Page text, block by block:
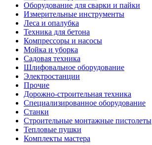
Оборудование для сварки и пайки
Измерительные инструменты
Леса и опалубка
Техника для бетона
Компрессоры и насосы
Мойка и уборка
Садовая техника
Шлифовальное оборудование
Электростанции
Прочие
Дорожно-строительная техника
Специализированное оборудование
Станки
Строительные монтажные пистолеты
Тепловые пушки
Комплекты мастера